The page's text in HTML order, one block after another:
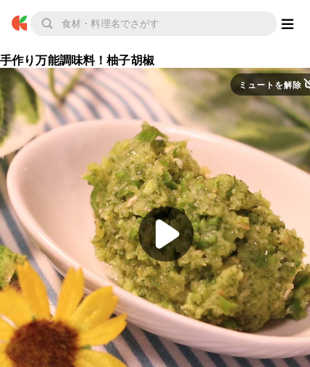
手作り万能調味料！柚子胡椒
ミュートを解除